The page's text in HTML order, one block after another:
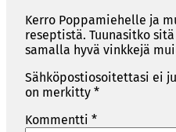
Kerro Poppamiehelle ja
reseptistä. Tuunasitko
samalla hyvä vinkkejä
Sähköpostiosoitettasi ei
on merkitty *
Kommentti *